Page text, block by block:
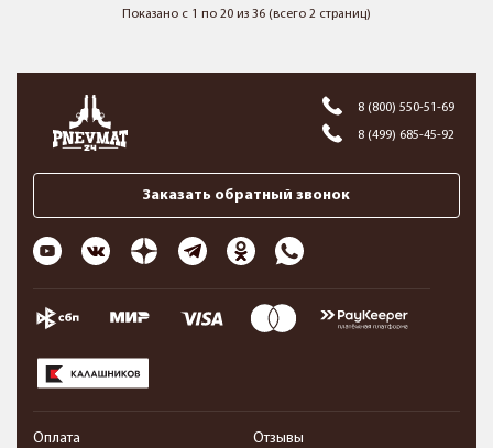
Показано с 1 по 20 из 36 (всего 2 страниц)
8 (800) 550-51-69
8 (499) 685-45-92
Заказать обратный звонок
Оплата Отзывы